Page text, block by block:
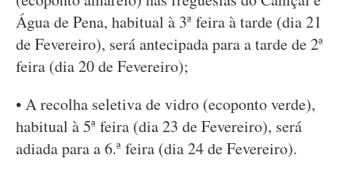
Água de Pena, habitual à 3ª feira à tarde (dia 21
de Fevereiro), será antecipada para a tarde de 2ª
feira (dia 20 de Fevereiro);
• A recolha seletiva de vidro (ecoponto verde),
habitual à 5ª feira (dia 23 de Fevereiro), será
adiada para a 6.ª feira (dia 24 de Fevereiro).